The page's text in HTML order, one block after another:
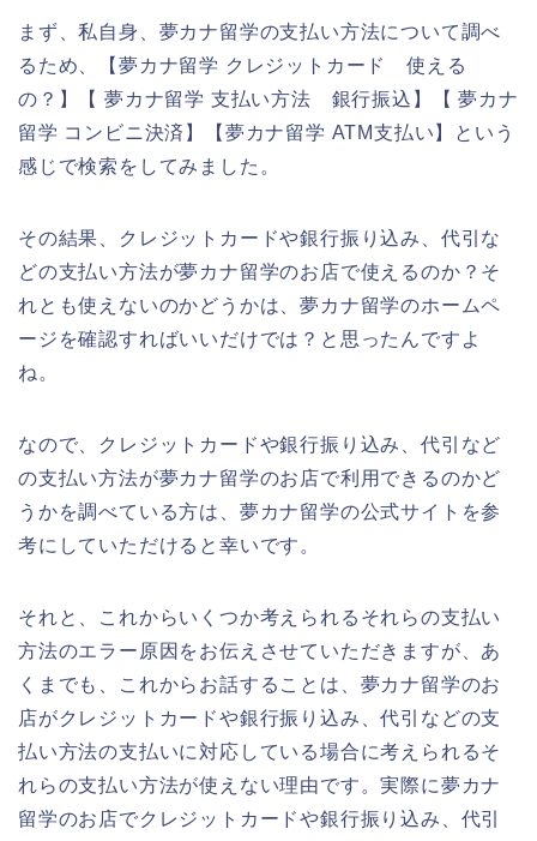
まず、私自身、夢カナ留学の支払い方法について調べ
るため、【夢カナ留学 クレジットカード 使える
の？】【 夢カナ留学 支払い方法 銀行振込】【 夢カナ
留学 コンビニ決済】【夢カナ留学 ATM支払い】という
感じで検索をしてみました。
その結果、クレジットカードや銀行振り込み、代引な
どの支払い方法が夢カナ留学のお店で使えるのか？そ
れとも使えないのかどうかは、夢カナ留学のホームペ
ージを確認すればいいだけでは？と思ったんですよ
ね。
なので、クレジットカードや銀行振り込み、代引など
の支払い方法が夢カナ留学のお店で利用できるのかど
うかを調べている方は、夢カナ留学の公式サイトを参
考にしていただけると幸いです。
それと、これからいくつか考えられるそれらの支払い
方法のエラー原因をお伝えさせていただきますが、あ
くまでも、これからお話することは、夢カナ留学のお
店がクレジットカードや銀行振り込み、代引などの支
払い方法の支払いに対応している場合に考えられるそ
れらの支払い方法が使えない理由です。実際に夢カナ
留学のお店でクレジットカードや銀行振り込み、代引